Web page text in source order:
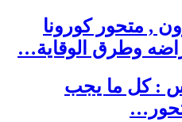
, متحور كورونا
وطرق الوقاية…
: كل ما يجب